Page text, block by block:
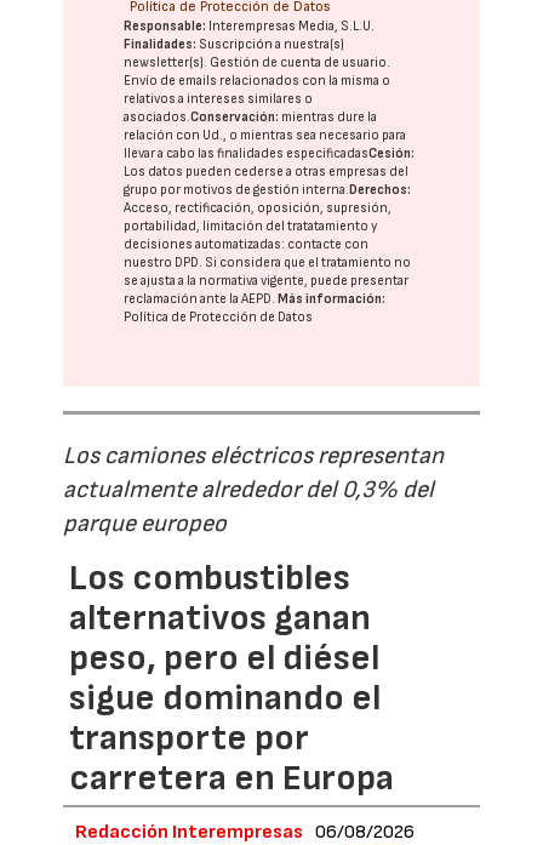
Política de Protección de Datos
Responsable: Interempresas Media, S.L.U.
Finalidades: Suscripción a nuestra(s)
newsletter(s). Gestión de cuenta de usuario.
Envío de emails relacionados con la misma o
relativos a intereses similares o
asociados.Conservación: mientras dure la
relación con Ud., o mientras sea necesario para
llevar a cabo las finalidades especificadasCesión:
Los datos pueden cederse a otras empresas del
grupo por motivos de gestión interna.Derechos:
Acceso, rectificación, oposición, supresión,
portabilidad, limitación del tratatamiento y
decisiones automatizadas: contacte con
nuestro DPD. Si considera que el tratamiento no
se ajusta a la normativa vigente, puede presentar
reclamación ante laAEPD.Más información:
Política de Protección de Datos
Los camiones eléctricos representan
actualmente alrededor del 0,3% del
parque europeo
Los combustibles
alternativos ganan
peso, pero el diésel
sigue dominando el
transporte por
carretera en Europa
Redacción Interempresas 06/08/2026